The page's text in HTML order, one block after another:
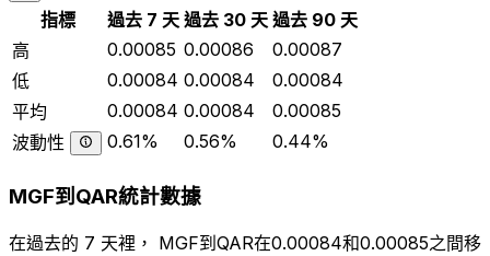
指標 過去 7 天 過去 30 天 過去 90 天
高
0.00085 0.00086
0.00087
低
0.00084 0.00084
0.00084
平均
0.00084 0.00084
0.00085
波動性
0.61% 0.56% 0.44%
MGF到QAR統計數據
在過去的 7 天裡， MGF到QAR在0.00084和0.00085之間移